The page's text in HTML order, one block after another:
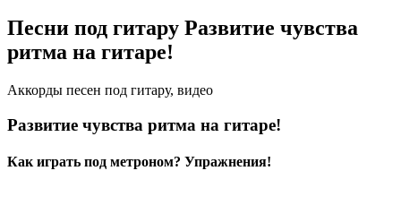
Песни под гитару Развитие чувства
ритма на гитаре!
Аккорды песен под гитару, видео
Развитие чувства ритма на гитаре!
Как играть под метроном? Упражнения!